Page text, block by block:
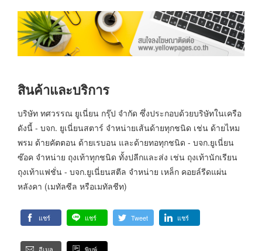
สินค้าและบริการ
บริษัท ทศวรรณ ยูเนี่ยน กรุ๊ป จำกัด ซึ่งประกอบด้วยบริษัทในเครือ
ดังนี้ - บจก. ยูเนี่ยนสตาร์ จำหน่ายเส้นด้ายทุกชนิด เช่น ด้ายไหม
พรม ด้ายคัตตอน ด้ายเรบอน และด้ายทอทุกชนิด - บจก.ยูเนี่ยน
ซ๊อค จำหน่าย ถุงเท้าทุกชนิด ทั้งปลีกและส่ง เช่น ถุงเท้านักเรียน
ถุงเท้าแฟชั่น - บจก.ยูเนี่ยนสตีล จำหน่าย เหล็ก คอยล์รีดแผ่น
หลังคา (เมทัลซีล หรือเมทัลชีท)
แชร์ แชร์ Tweet แชร์
อีเมล พิมพ์